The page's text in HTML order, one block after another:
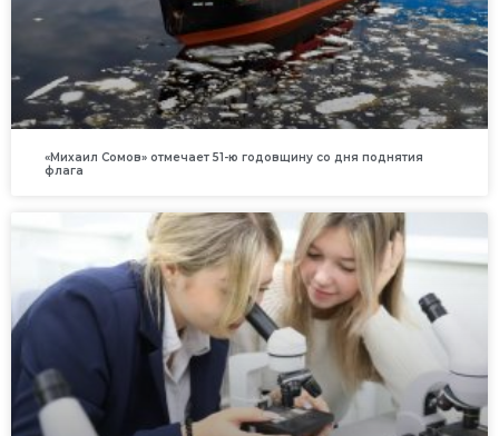
«Михаил Сомов» отмечает 51-ю годовщину со дня поднятия
флага